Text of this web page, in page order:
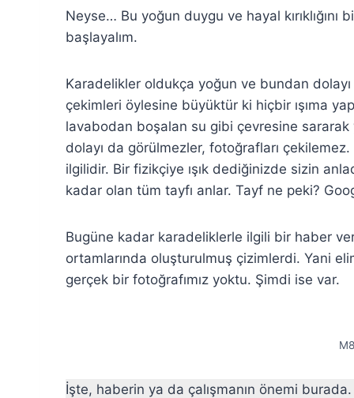
Neyse… Bu yoğun duygu ve hayal kırıklığını
başlayalım.
Karadelikler oldukça yoğun ve bundan
çekimleri öylesine büyüktür ki hiçbir ışıma
lavabodan boşalan su gibi çevresine sararak
dolayı da görülmezler, fotoğrafları çekilemez.
ilgilidir. Bir fizikçiye ışık dediğinizde sizin
kadar olan tüm tayfı anlar. Tayf ne peki?
Bugüne kadar karadeliklerle ilgili bir haber
ortamlarında oluşturulmuş çizimlerdi. Yani
gerçek bir fotoğrafımız yoktu. Şimdi ise var.
İşte, haberin ya da çalışmanın önemi